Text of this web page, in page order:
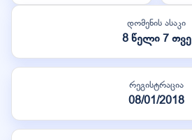
დომენის ასაკი
8 წელი 7 თვე
რეგისტრაცია
08/01/2018